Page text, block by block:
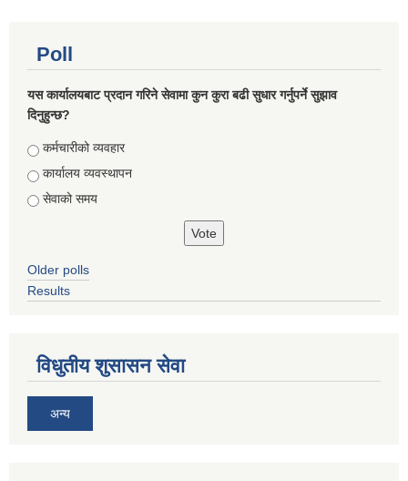
Poll
यस कार्यालयबाट प्रदान गरिने सेवामा कुन कुरा बढी सुधार गर्नुपर्ने सुझाव
दिनुहुन्छ?
Choices
कर्मचारीको व्यवहार
कार्यालय व्यवस्थापन
सेवाको समय
Older polls
Results
विधुतीय शुसासन सेवा
अन्य